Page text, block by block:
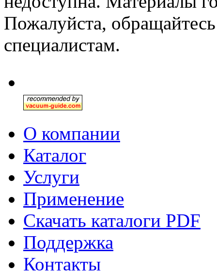
Пожалуйста,
специалистам.
О компании
Каталог
Услуги
Применение
Скачать каталоги PDF
Поддержка
Контакты